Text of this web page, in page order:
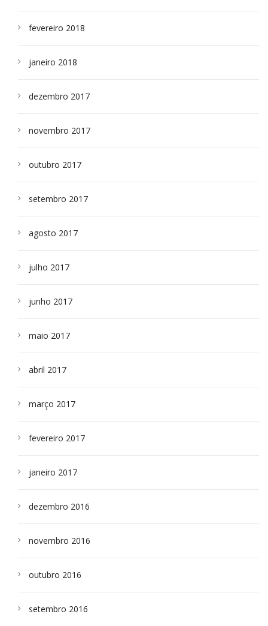
fevereiro 2018
janeiro 2018
dezembro 2017
novembro 2017
outubro 2017
setembro 2017
agosto 2017
julho 2017
junho 2017
maio 2017
abril 2017
março 2017
fevereiro 2017
janeiro 2017
dezembro 2016
novembro 2016
outubro 2016
setembro 2016